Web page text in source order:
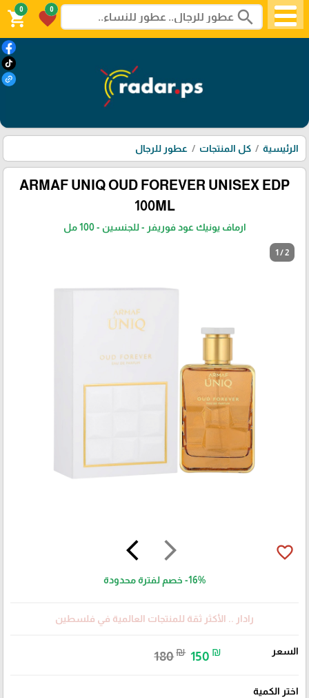
search
0
favorite
0
shopping_cart
الرئيسية كل المنتجات عطور للرجال
ARMAF UNIQ OUD FOREVER UNISEX EDP
100ML
ارماف يونيك عود فوريفر - للجنسين - 100 مل
1 / 2
arrow_forward_ios
arrow_back_ios favorite_border
-16% خصم لفترة محدودة
رادار .. الأكثر ثقة للمنتجات العالمية في فلسطين
السعر 180₪ 150 ₪
اختر الكمية